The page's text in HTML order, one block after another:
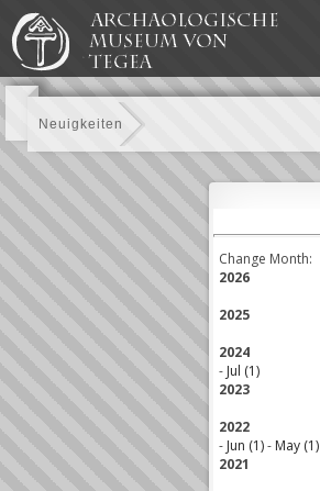
Neuigkeiten
Change Month:
2026
2025
2024
- Jul (1)
2023
2022
- Jun (1)- May (1)
2021